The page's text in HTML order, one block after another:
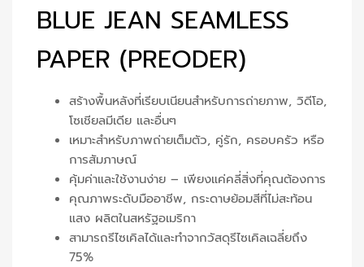
BLUE JEAN SEAMLESS
PAPER (PREODER)
สร้างพื้นหลังที่เรียบเนียนสำหรับการถ่ายภาพ, วิดีโอ,
โซเชียลมีเดีย และอื่นๆ
เหมาะสำหรับภาพถ่ายเต็มตัว, คู่รัก, ครอบครัว หรือ
การสัมภาษณ์
คุ้มค่าและใช้งานง่าย – เพียงแค่คลี่สิ่งที่คุณต้องการ
คุณภาพระดับมืออาชีพ, กระดาษย้อมสีที่ไม่สะท้อน
แสง ผลิตในสหรัฐอเมริกา
สามารถรีไซเคิลได้และทำจากวัสดุรีไซเคิลเฉลี่ยถึง
75%